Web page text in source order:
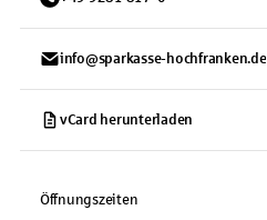
info@sparkasse-hochfranken.de
vCard herunterladen
Öffnungszeiten